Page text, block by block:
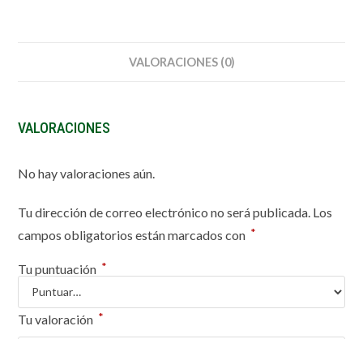
VALORACIONES (0)
VALORACIONES
No hay valoraciones aún.
Tu dirección de correo electrónico no será publicada. Los
campos obligatorios están marcados con *
Tu puntuación *
Tu valoración *